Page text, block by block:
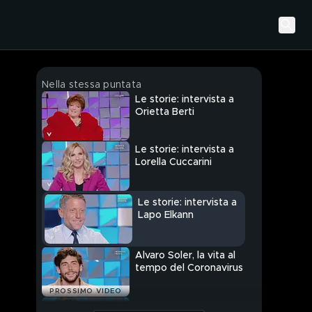
Nella stessa puntata
Le storie: intervista a
Orietta Berti
Le storie: intervista a
Lorella Cuccarini
Le storie: intervista a
Lapo Elkann
PROSSIMO VIDEO
Alvaro Soler, la vita al
tempo del Coronavirus